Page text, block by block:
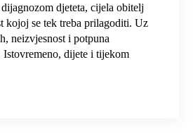
djeteta, cijela obitelj
kojoj se tek treba prilagoditi. Uz
neizvjesnost i potpuna
Istovremeno, dijete i tijekom